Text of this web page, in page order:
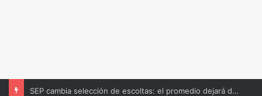
SEP cambia selección de escoltas: el promedio dejará de ser el criterio principal